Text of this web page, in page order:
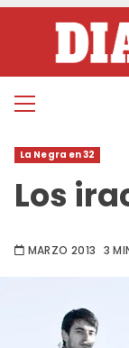
contenido
Menú
La Negra en 32
Los
MARZO 2013 3